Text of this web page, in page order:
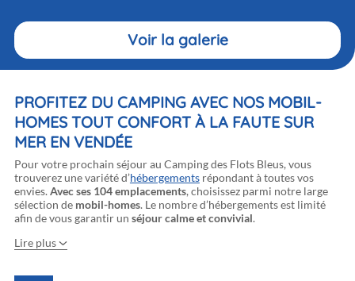
Voir la galerie
PROFITEZ DU CAMPING AVEC NOS MOBIL-
HOMES TOUT CONFORT À LA FAUTE SUR
MER EN VENDÉE
Pour votre prochain séjour au Camping des Flots Bleus, vous
trouverez une variété d’hébergementsrépondant à toutes vos
envies. Avec ses 104 emplacements, choisissez parmi notre large
sélection de mobil-homes. Le nombre d’hébergements est limité
afin de vous garantir un séjour calme et convivial.
Lire plus